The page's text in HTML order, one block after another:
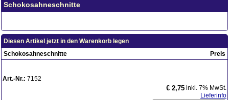
Schokosahneschnitte
Diesen Artikel jetzt in den Warenkorb legen
Schokosahneschnitte
Preis
Art.-Nr.: 7152
€ 2,75 inkl. 7% MwSt.
Lieferinfo